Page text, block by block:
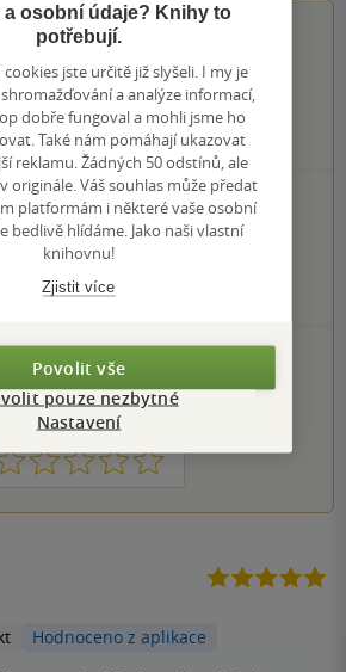
z5
7hodnocení čtenářů
5×
5 hvězdiček
2×
4 hvězdičky
3 hvězdičky
2 hvězdičky
1 hvezdička
PRODUKTU
knihkupců: 0.0 z 5
1 2 3 4 5
Hodnoceno z aplikace
a osobní údaje? Knihy to
potřebují.
jste určitě již slyšeli. I my je
a analýze informací,
dobře fungoval a mohli jsme ho
Také nám pomáhají ukazovat
reklamu. Žádných 50 odstínů, ale
originále. Váš souhlas může předat
platformám i některé vaše osobní
bedlivě hlídáme. Jako naši vlastní
knihovnu!
Zjistit více
Povolit vše
pouze nezbytné
Nastavení